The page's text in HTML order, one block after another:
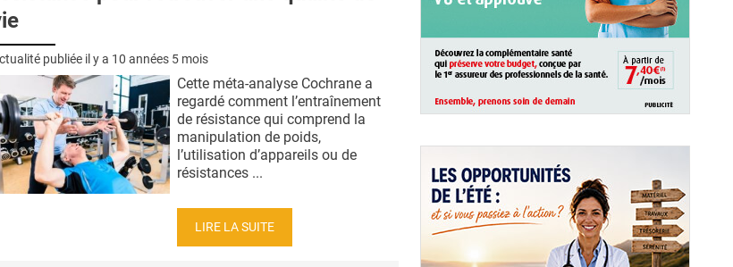
publiée il y a 10 années 5 mois
Cette méta-analyse Cochrane a
regardé comment l’entraînement
de résistance qui comprend la
manipulation de poids,
l’utilisation d’appareils ou de
résistances ...
LIRE LA SUITE